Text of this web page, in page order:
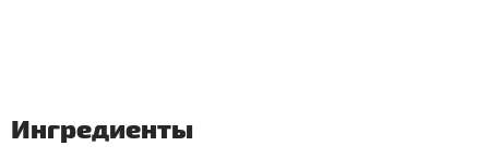
Ингредиенты